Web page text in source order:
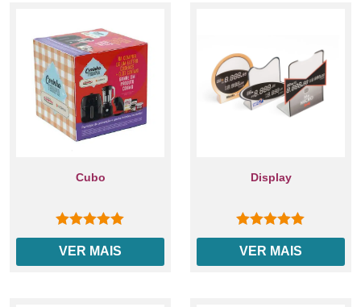
Cubo
0out of 5
VER MAIS
Display
0out of 5
VER MAIS